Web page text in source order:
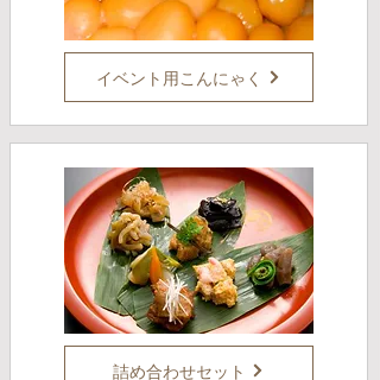
イベント用こんにゃく
詰め合わせセット